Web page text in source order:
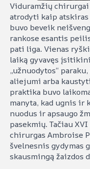
Viduramžių
atrodyti kaip atskiras
buvo beveik
rankose esantis
pati liga. Vienas
laiką gyvavęs
„užnuodytos“
aliejumi arba
praktika buvo
manyta, kad ugnis ir
nuodus ir apsaugo
pasekmių. Tačiau
chirurgas Ambroise
švelnesnis gydymas
skausmingą žaizdos